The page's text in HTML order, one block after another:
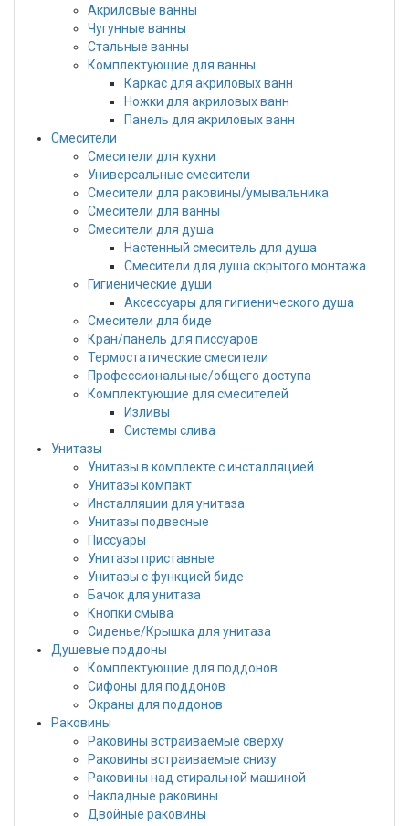
Акриловые ванны
Чугунные ванны
Стальные ванны
Комплектующие для ванны
Каркас для акриловых ванн
Ножки для акриловых ванн
Панель для акриловых ванн
Смесители
Смесители для кухни
Универсальные смесители
Смесители для раковины/умывальника
Смесители для ванны
Смесители для душа
Настенный смеситель для душа
Смесители для душа скрытого монтажа
Гигиенические души
Аксессуары для гигиенического душа
Смесители для биде
Кран/панель для писсуаров
Термостатические смесители
Профессиональные/общего доступа
Комплектующие для смесителей
Изливы
Системы слива
Унитазы
Унитазы в комплекте с инсталляцией
Унитазы компакт
Инсталляции для унитаза
Унитазы подвесные
Писсуары
Унитазы приставные
Унитазы с функцией биде
Бачок для унитаза
Кнопки смыва
Сиденье/Крышка для унитаза
Душевые поддоны
Комплектующие для поддонов
Сифоны для поддонов
Экраны для поддонов
Раковины
Раковины встраиваемые сверху
Раковины встраиваемые снизу
Раковины над стиральной машиной
Накладные раковины
Двойные раковины